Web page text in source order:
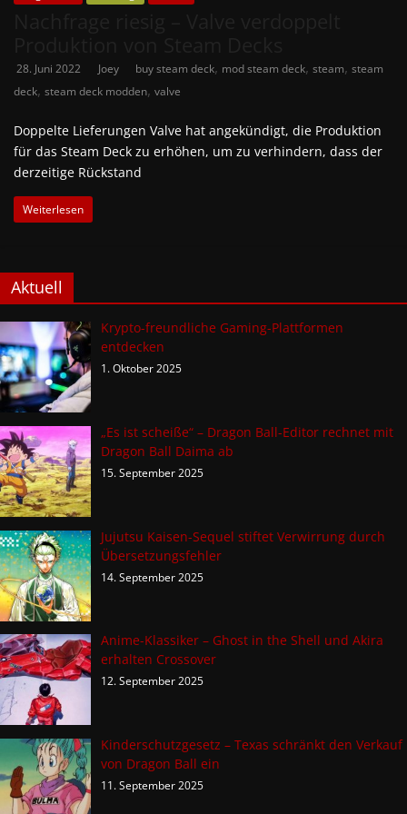
28. Juni 2022 Joey buy steam deck, mod steam deck, steam, steam
deck, steam deck modden, valve
Doppelte Lieferungen Valve hat angekündigt, die Produktion
für das Steam Deck zu erhöhen, um zu verhindern, dass der
derzeitige Rückstand
Weiterlesen
Aktuell
Krypto-freundliche Gaming-Plattformen
entdecken
1. Oktober 2025
„Es ist scheiße“ – Dragon Ball-Editor rechnet mit
Dragon Ball Daima ab
15. September 2025
Jujutsu Kaisen-Sequel stiftet Verwirrung durch
Übersetzungsfehler
14. September 2025
Anime-Klassiker – Ghost in the Shell und Akira
erhalten Crossover
12. September 2025
Kinderschutzgesetz – Texas schränkt den Verkauf
von Dragon Ball ein
11. September 2025